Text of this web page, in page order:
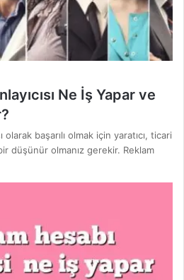
Ne İş Yapar ve
olarak başarılı olmak için yaratıcı, ticari
düşünür olmanız gerekir. Reklam